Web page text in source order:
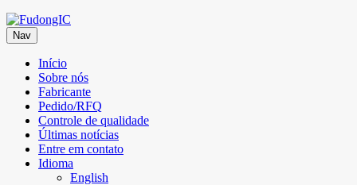
Nav
Início
Sobre nós
Fabricante
Pedido/RFQ
Controle de qualidade
Últimas notícias
Entre em contato
Idioma
English